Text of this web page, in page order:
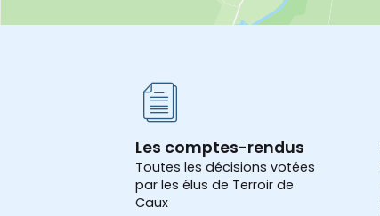
Les comptes-rendus
Toutes les décisions votées
par les élus de Terroir de
Caux